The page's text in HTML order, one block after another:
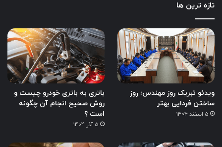
تازه ترین ها
ویدئو تبریک روز مهندس؛ روز
ساختن فردایی بهتر
5 اسفند 1404
باتری به باتری خودرو چیست و
روش صحیح انجام آن چگونه
است ؟
5 آذر 1404